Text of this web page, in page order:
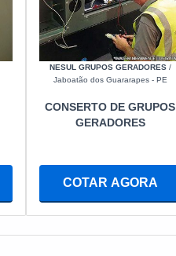
NESUL GRUPOS GERADORES/
Jaboatão dos Guararapes - PE
CONSERTO DE GRUPOS
GERADORES
COTAR AGORA